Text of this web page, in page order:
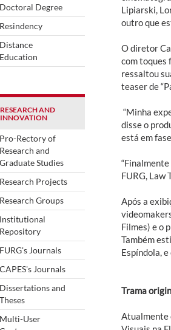
Doctoral Degree
Resindency
Distance
Education
RESEARCH AND
INNOVATION
Pro-Rectory of
Research and
Graduate Studies
Research Projects
Research Groups
Institutional
Repository
FURG's Journals
CAPES's Journals
Dissertations and
Theses
Multi-User
Lipiarski,
outro que
O diretor
com toques
ressaltou
teaser de
“Minha
disse o
está em
FURG, Law
Após a
Filmes) e o
Também
Espíndola,
Trama
Atualmente